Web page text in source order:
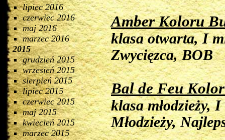
lipiec 2016
czerwiec 2016
maj 2016
marzec 2016
2015
grudzień 2015
wrzesień 2015
sierpień 2015
lipiec 2015
czerwiec 2015
maj 2015
kwiecień 2015
marzec 2015
Amber Koloru
klasa otwarta, I
Zwycięzca, BOB
Bal de Feu
klasa młodzieży,
Młodzieży,